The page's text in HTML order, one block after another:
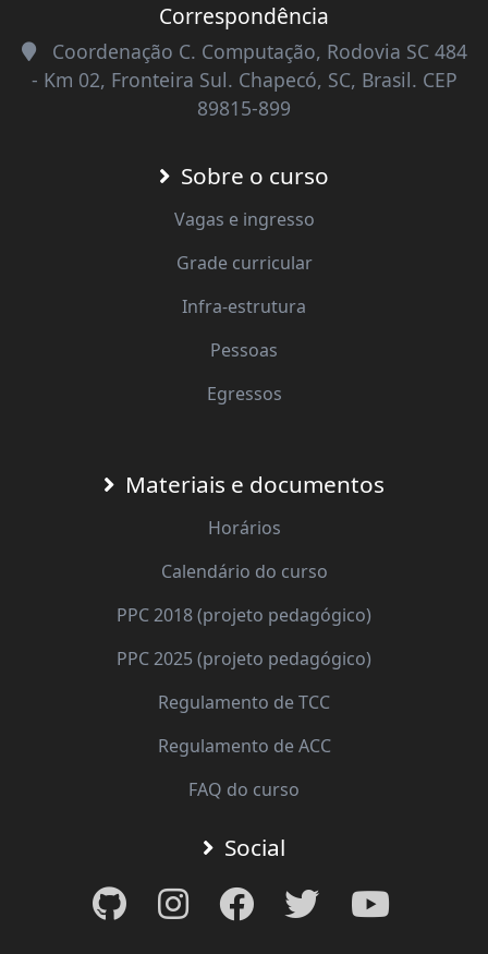
Correspondência
Coordenação C. Computação, Rodovia SC 484
- Km 02, Fronteira Sul. Chapecó, SC, Brasil. CEP
89815-899
Sobre o curso
Vagas e ingresso
Grade curricular
Infra-estrutura
Pessoas
Egressos
Materiais e documentos
Horários
Calendário do curso
PPC 2018 (projeto pedagógico)
PPC 2025 (projeto pedagógico)
Regulamento de TCC
Regulamento de ACC
FAQ do curso
Social